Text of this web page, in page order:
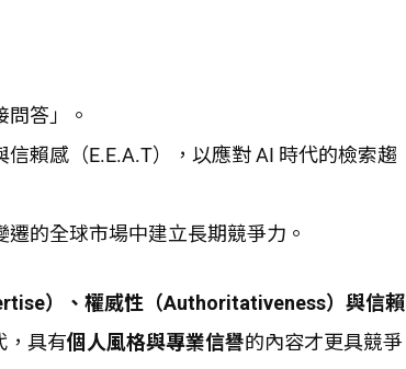
答」。
賴感（E.E.A.T），以應對 AI 時代的檢索趨
的全球市場中建立長期競爭力。
）、權威性（Authoritativeness）與信賴
，具有個人風格與專業信譽的內容才更具競爭